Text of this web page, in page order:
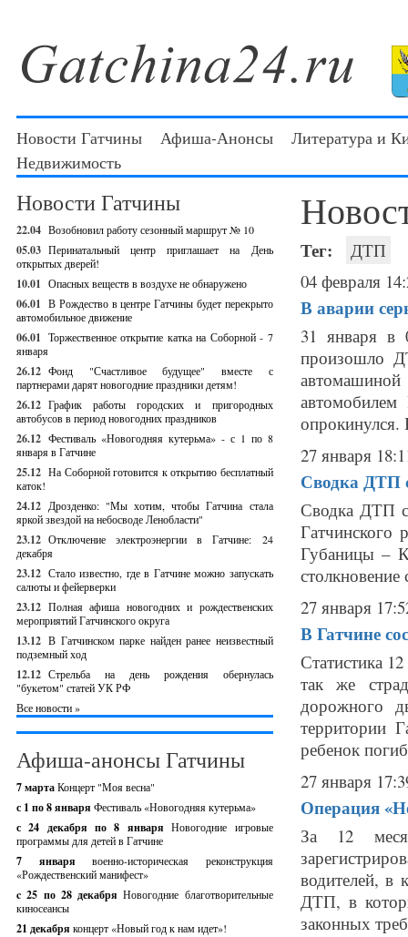
Новости Гатчины Афиша-Анонсы
Литература и
Недвижимость
Новости Гатчины
22.04 Возобновил работу сезонный маршрут № 10
05.03 Перинатальный центр приглашает на День
открытых дверей!
10.01 Опасных веществ в воздухе не обнаружено
06.01 В Рождество в центре Гатчины будет перекрыто
автомобильное движение
06.01 Торжественное открытие катка на Соборной - 7
января
26.12 Фонд "Счастливое будущее" вместе с
партнерами дарят новогодние праздники детям!
26.12 График работы городских и пригородных
автобусов в период новогодних праздников
26.12 Фестиваль «Новогодняя кутерьма» - с 1 по 8
января в Гатчине
25.12 На Соборной готовится к открытию бесплатный
каток!
24.12 Дрозденко: "Мы хотим, чтобы Гатчина стала
яркой звездой на небосводе Ленобласти"
23.12 Отключение электроэнергии в Гатчине: 24
декабря
23.12 Стало известно, где в Гатчине можно запускать
салюты и фейерверки
23.12 Полная афиша новогодних и рождественских
мероприятий Гатчинского округа
13.12 В Гатчинском парке найден ранее неизвестный
подземный ход
12.12 Стрельба на день рождения обернулась
"букетом" статей УК РФ
Все новости »
Афиша-анонсы Гатчины
7 мартаКонцерт "Моя весна"
с 1 по 8 января Фестиваль «Новогодняя кутерьма»
с 24 декабря по 8 январяНовогодние игровые
программы для детей в Гатчине
7 январявоенно-историческая реконструкция
«Рождественский манифест»
c 25 по 28 декабряНовогодние благотворительные
киносеансы
21 декабря концерт «Новый год к нам идет»!
Тег:
ДТП
04 февраля
В аварии
31 января в
произошло
27 января
Сводка ДТП
Сводка ДТП с
Гатчинского
Губаницы –
27 января
В Гатчине
Статистика
так же
дорожного
территории
ребенок
27 января
Операция
За 12
водителей, в
ДТП, в
законных